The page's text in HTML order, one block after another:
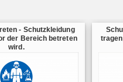
- Schutzkleidung
der Bereich betreten
wird.